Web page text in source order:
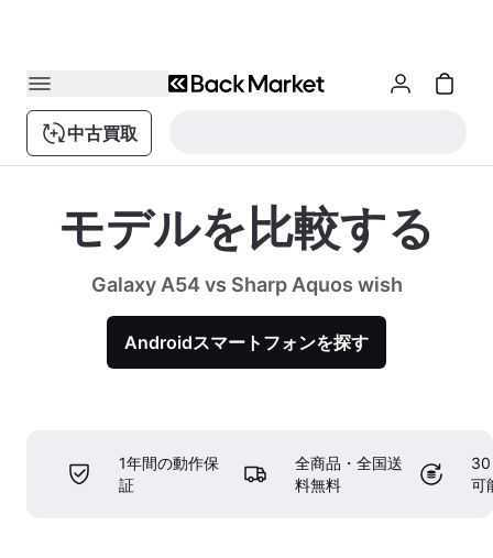
中古買取
モデルを比較する
Galaxy A54 vs Sharp Aquos wish
Androidスマートフォンを探す
1年間の動作保
証
全商品・全国送
料無料
30
可